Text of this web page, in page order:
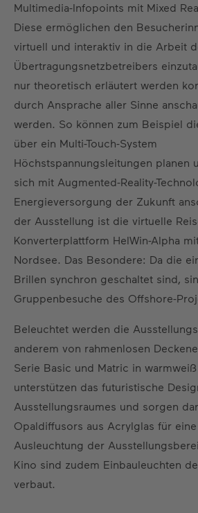
Multimedia-Infopoints mit Mixed
Diese ermöglichen den
virtuell und interaktiv in die Arbeit
Übertragungsnetzbetreibers
nur theoretisch erläutert werden
durch Ansprache aller Sinne
werden. So können zum Beispiel
über ein Multi-Touch-System
Höchstspannungsleitungen planen
sich mit Augmented-Reality-
Energieversorgung der Zukunft
der Ausstellung ist die virtuelle
Konverterplattform HelWin-Alpha
Nordsee. Das Besondere: Da die
Brillen synchron geschaltet sind,
Gruppenbesuche des Offshore-
Beleuchtet werden die
anderem von rahmenlosen
Serie Basic und Matric in
unterstützen das futuristische
Ausstellungsraumes und sorgen
Opaldiffusors aus Acrylglas für
Ausleuchtung der
Kino sind zudem Einbauleuchten
verbaut.